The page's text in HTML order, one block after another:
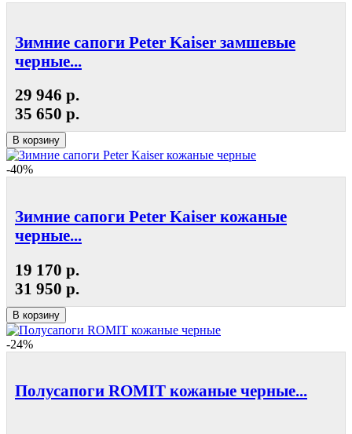
Зимние сапоги Peter Kaiser замшевые
черные...
29 946 р.
35 650 р.
В корзину
-40%
Зимние сапоги Peter Kaiser кожаные
черные...
19 170 р.
31 950 р.
В корзину
-24%
Полусапоги ROMIT кожаные черные...